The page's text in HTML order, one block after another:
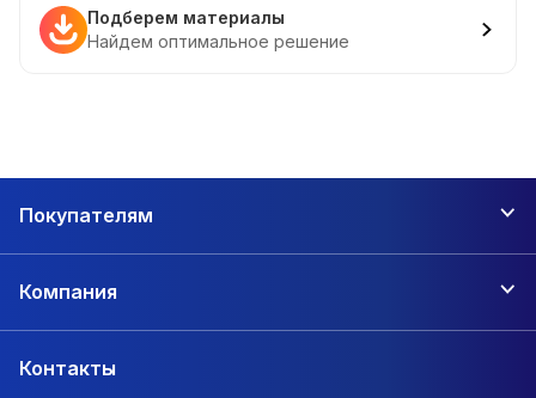
Подберем материалы
Найдем оптимальное решение
Покупателям
Компания
Контакты